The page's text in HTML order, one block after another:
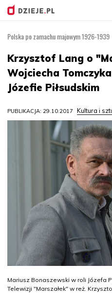
Polska po zamachu majowym 1926-1939
Krzysztof Lang o
Wojciecha
Józefie Piłsudskim
PUBLIKACJA: 29.10.2017 Kultura i
Mariusz Bonaszewski w roli Józefa
Telewizji "Marszałek" w reż.